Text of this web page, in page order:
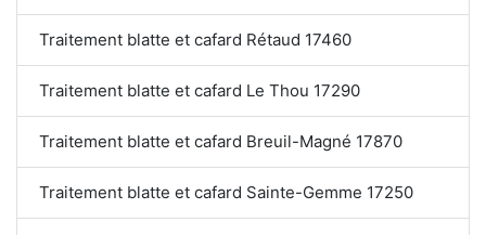
Traitement blatte et cafard Rétaud 17460
Traitement blatte et cafard Le Thou 17290
Traitement blatte et cafard Breuil-Magné 17870
Traitement blatte et cafard Sainte-Gemme 17250